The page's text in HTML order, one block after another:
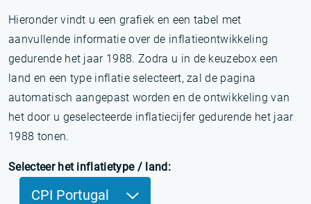
Hieronder vindt u een grafiek en een tabel met
aanvullende informatie over de inflatieontwikkeling
gedurende het jaar 1988. Zodra u in de keuzebox een
land en een type inflatie selecteert, zal de pagina
automatisch aangepast worden en de ontwikkeling van
het door u geselecteerde inflatiecijfer gedurende het jaar
1988 tonen.
Selecteer het inflatietype / land:
CPI Portugal